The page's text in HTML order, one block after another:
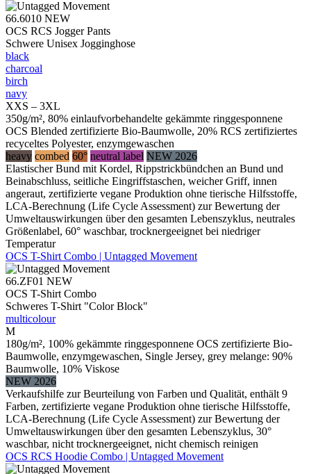
66.6010 NEW
OCS RCS Jogger Pants
Schwere Unisex Jogginghose
black
charcoal
birch
navy
XXS – 3XL
350g/m², 80% einlaufvorbehandelte gekämmte ringgesponnene
OCS Blended zertifizierte Bio-Baumwolle, 20% RCS zertifiziertes
recyceltes Polyester, enzymgewaschen
heavy combed 60° neutral label NEW 2026
Elastischer Bund mit Kordel, Rippstrickbündchen an Bund und
Beinabschluss, seitliche Eingriffstaschen, weicher Griff, innen
angeraut, zertifizierte vegane Produktion ohne tierische Hilfsstoffe,
LCA-Berechnung (Life Cycle Assessment) zur Bewertung der
Umweltauswirkungen über den gesamten Lebenszyklus, neutrales
Größenlabel, 60° waschbar, trocknergeeignet bei niedriger
Temperatur
OCS T-Shirt Combo | Untagged Movement
66.ZF01 NEW
OCS T-Shirt Combo
Schweres T-Shirt "Color Block"
multicolour
M
180g/m², 100% gekämmte ringgesponnene OCS zertifizierte Bio-
Baumwolle, enzymgewaschen, Single Jersey, grey melange: 90%
Baumwolle, 10% Viskose
NEW 2026
Verkaufshilfe zur Beurteilung von Farben und Qualität, enthält 9
Farben, zertifizierte vegane Produktion ohne tierische Hilfsstoffe,
LCA-Berechnung (Life Cycle Assessment) zur Bewertung der
Umweltauswirkungen über den gesamten Lebenszyklus, 30°
waschbar, nicht trocknergeeignet, nicht chemisch reinigen
OCS RCS Hoodie Combo | Untagged Movement